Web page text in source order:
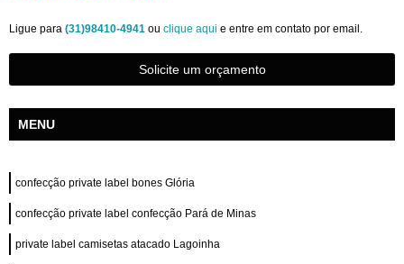
Ligue para (31)98410-4941 ou clique aqui e entre em contato por email.
Solicite um orçamento
MENU
confecção private label bones Glória
confecção private label confecção Pará de Minas
private label camisetas atacado Lagoinha